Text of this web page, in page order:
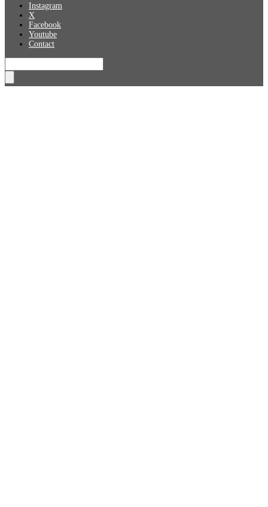
Instagram
X
Facebook
Youtube
Contact